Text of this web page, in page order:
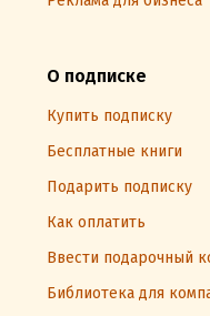
О подписке
Купить подписку
Бесплатные книги
Подарить подписку
Как оплатить
Ввести подарочный
Библиотека для